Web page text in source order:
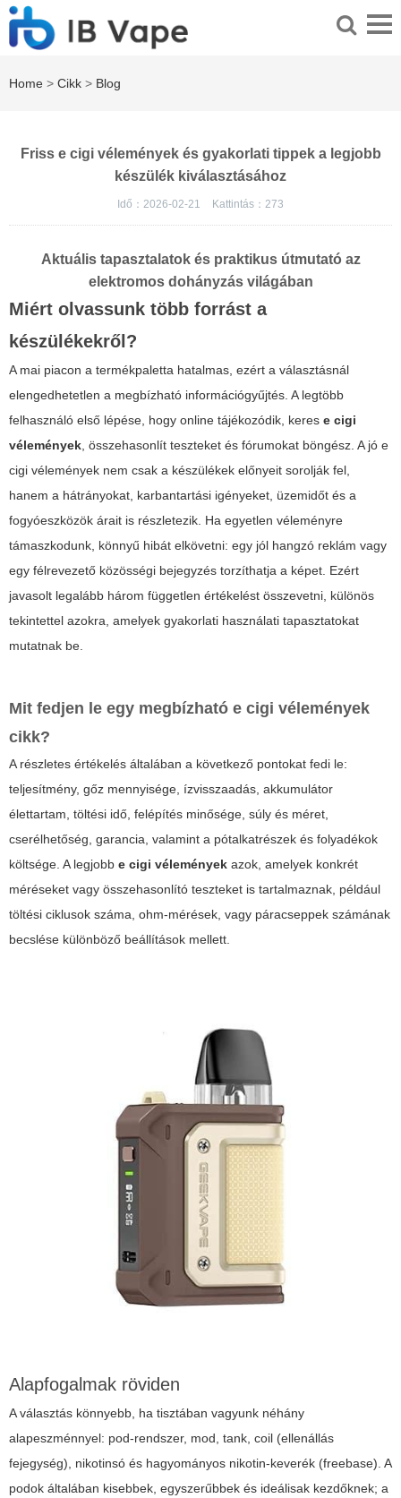
Home > Cikk > Blog
Friss e cigi vélemények és gyakorlati tippek a legjobb
készülék kiválasztásához
Idő：2026-02-21 Kattintás： 273
Aktuális tapasztalatok és praktikus útmutató az
elektromos dohányzás világában
Miért olvassunk több forrást a
készülékekről?
A mai piacon a termékpaletta hatalmas, ezért a választásnál
elengedhetetlen a megbízható információgyűjtés. A legtöbb
felhasználó első lépése, hogy online tájékozódik, keres e cigi
vélemények, összehasonlít teszteket és fórumokat böngész. A jó e
cigi vélemények nem csak a készülékek előnyeit sorolják fel,
hanem a hátrányokat, karbantartási igényeket, üzemidőt és a
fogyóeszközök árait is részletezik. Ha egyetlen véleményre
támaszkodunk, könnyű hibát elkövetni: egy jól hangzó reklám vagy
egy félrevezető közösségi bejegyzés torzíthatja a képet. Ezért
javasolt legalább három független értékelést összevetni, különös
tekintettel azokra, amelyek gyakorlati használati tapasztatokat
mutatnak be.
Mit fedjen le egy megbízható e cigi vélemények
cikk?
A részletes értékelés általában a következő pontokat fedi le:
teljesítmény, gőz mennyisége, ízvisszaadás, akkumulátor
élettartam, töltési idő, felépítés minősége, súly és méret,
cserélhetőség, garancia, valamint a pótalkatrészek és folyadékok
költsége. A legjobb e cigi vélemények azok, amelyek konkrét
méréseket vagy összehasonlító teszteket is tartalmaznak, például
töltési ciklusok száma, ohm-mérések, vagy páracseppek számának
becslése különböző beállítások mellett.
Alapfogalmak röviden
A választás könnyebb, ha tisztában vagyunk néhány
alapeszménnyel: pod-rendszer, mod, tank, coil (ellenállás
fejegység), nikotinsó és hagyományos nikotin-keverék (freebase). A
podok általában kisebbek, egyszerűbbek és ideálisak kezdőknek; a